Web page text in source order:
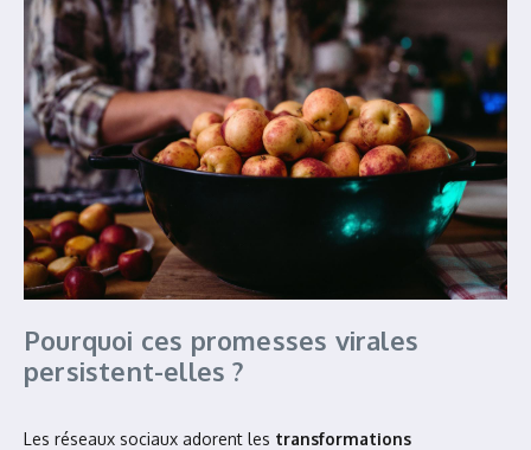
Pourquoi ces promesses virales
persistent-elles ?
Les réseaux sociaux adorent les transformations